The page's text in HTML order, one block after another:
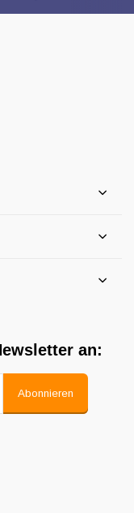
an:
Abonnieren